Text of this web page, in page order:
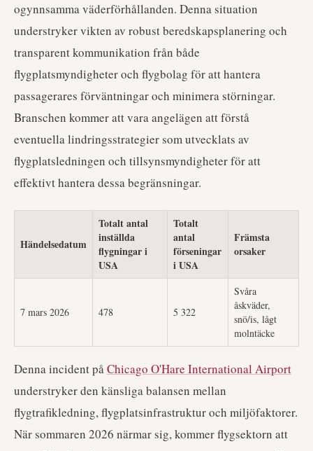
ogynnsamma väderförhållanden. Denna situation
understryker vikten av robust beredskapsplanering och
transparent kommunikation från både
flygplatsmyndigheter och flygbolag för att hantera
passagerares förväntningar och minimera störningar.
Branschen kommer att vara angelägen att förstå
eventuella lindringsstrategier som utvecklats av
flygplatsledningen och tillsynsmyndigheter för att
effektivt hantera dessa begränsningar.
Händelsedatum
Totalt antal
inställda
flygningar i
USA
Totalt
antal
förseningar
i USA
Främsta
orsaker
7 mars 2026 478 5 322
Svåra
åskväder,
snö/is, lågt
molntäcke
Denna incident påChicago O'Hare International Airport
understryker den känsliga balansen mellan
flygtrafikledning, flygplatsinfrastruktur och miljöfaktorer.
När sommaren 2026 närmar sig, kommer flygsektorn att